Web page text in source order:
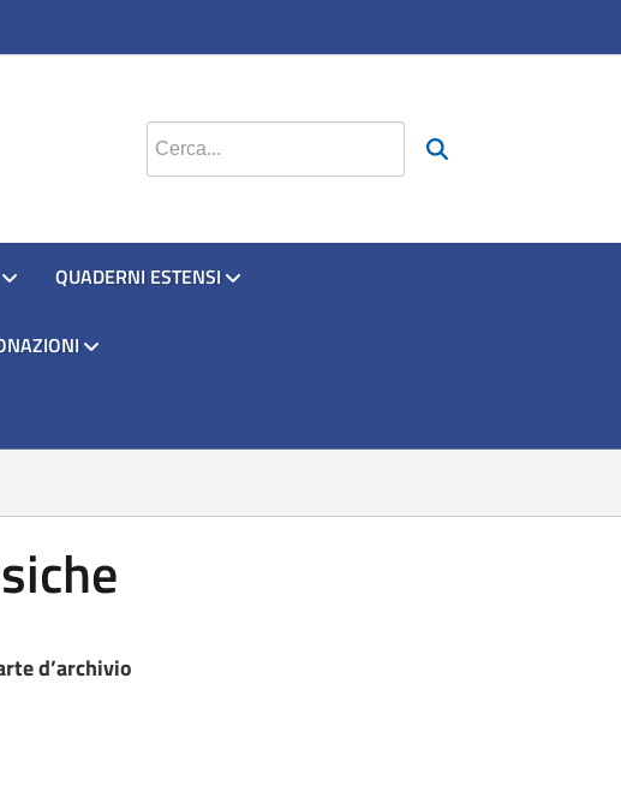
QUADERNI ESTENSI
d’archivio